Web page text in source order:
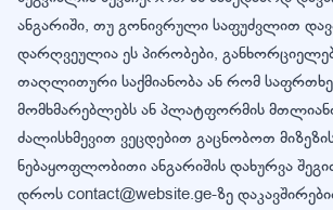
ანგარიში, თუ გონივრული საფუძვლით
დარღვეულია ეს პირობები,
თაღლითური საქმიანობა ან რომ საფრთხე
მომხმარებლებს ან პლატფორმის
ძალისხმევით ვეცდებით გაცნობოთ მიზეზის
ნებაყოფლობითი ანგარიშის დახურვა
დროს contact@website.ge-ზე